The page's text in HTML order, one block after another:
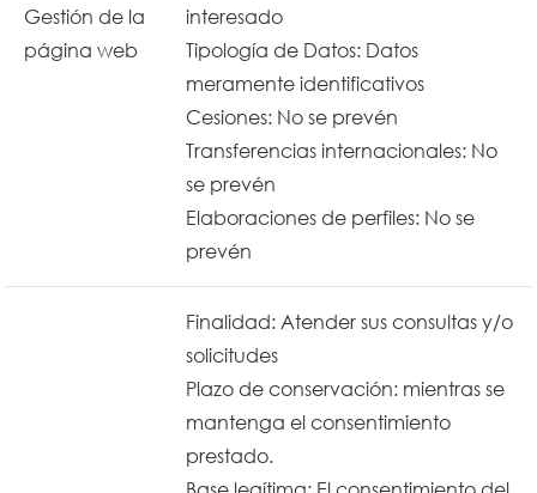
Gestión de la
página web
interesado
Tipología de Datos: Datos
meramente identificativos
Cesiones: No se prevén
Transferencias internacionales: No
se prevén
Elaboraciones de perfiles: No se
prevén
Finalidad: Atender sus consultas y/o
solicitudes
Plazo de conservación: mientras se
mantenga el consentimiento
prestado.